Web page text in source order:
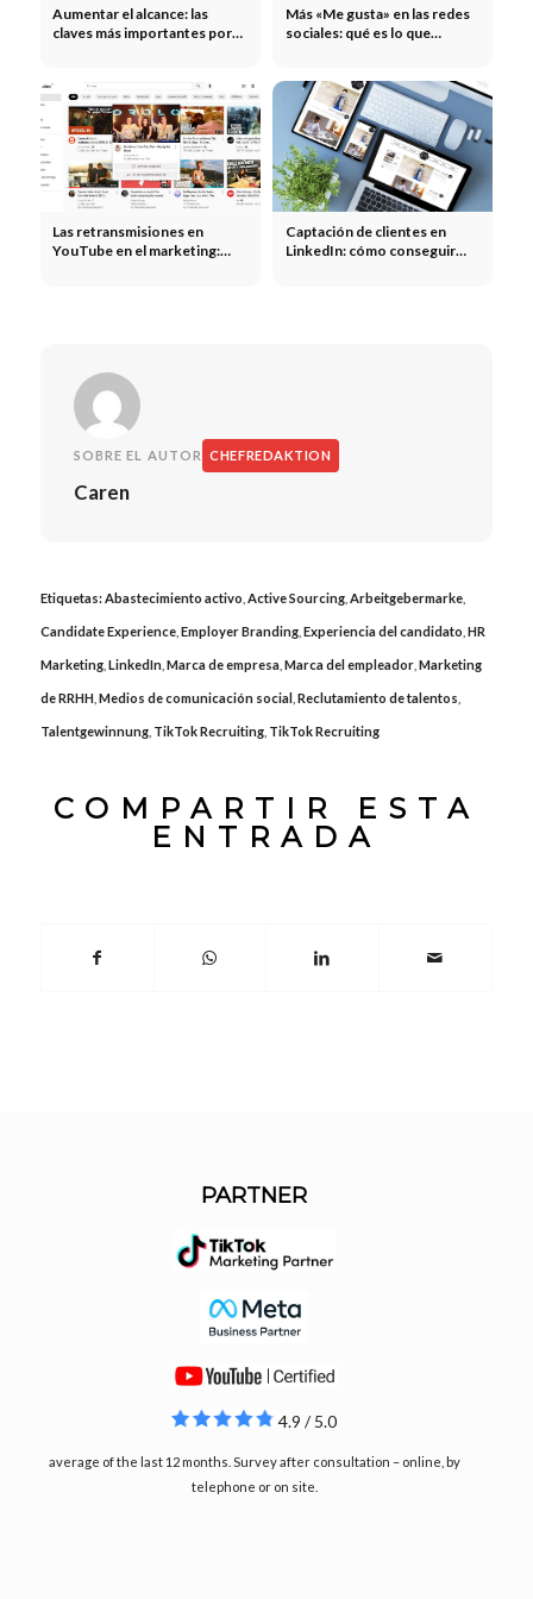
Aumentar el alcance: las
claves más importantes por
Más «Me gusta» en las redes
sociales: qué es lo que
Las retransmisiones en
YouTube en el marketing:
Captación de clientes en
LinkedIn: cómo conseguir
SOBRE EL AUTOR CHEFREDAKTION
Caren
Etiquetas:Abastecimiento activo Active Sourcing, Arbeitgebermarke,
Candidate Experience, Employer Branding, Experiencia del candidato HR
Marketing, LinkedIn, Marca de empresa, Marca del empleador, Marketing
de RRHH, Medios de comunicación social Reclutamiento de talentos
Talentgewinnung, TikTok Recruiting, TikTok Recruiting
COMPARTIR ESTA
ENTRADA
PARTNER
4.9 / 5.0
average of the last 12 months. Survey after consultation – online, by
telephone or on site.